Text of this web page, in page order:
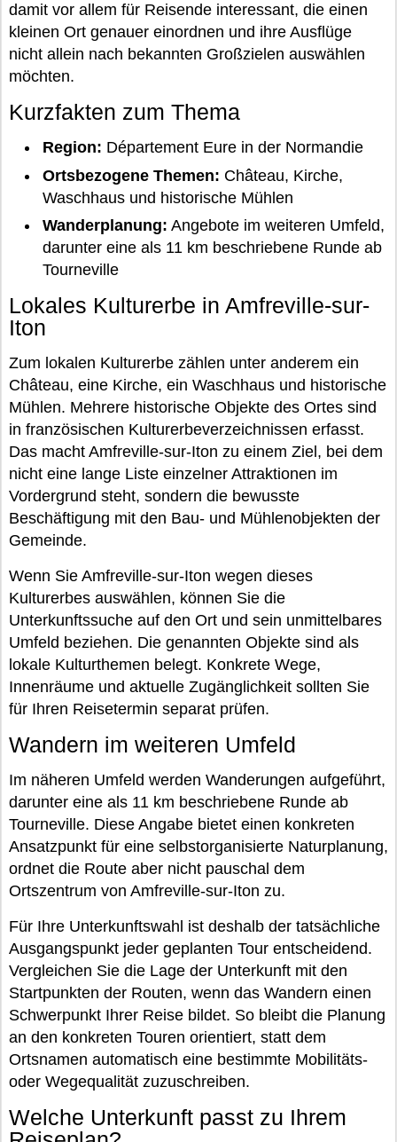
damit vor allem für Reisende interessant, die einen
kleinen Ort genauer einordnen und ihre Ausflüge
nicht allein nach bekannten Großzielen auswählen
möchten.
Kurzfakten zum Thema
Region: Département Eure in der Normandie
Ortsbezogene Themen: Château, Kirche,
Waschhaus und historische Mühlen
Wanderplanung: Angebote im weiteren Umfeld,
darunter eine als 11 km beschriebene Runde ab
Tourneville
Lokales Kulturerbe in Amfreville-sur-
Iton
Zum lokalen Kulturerbe zählen unter anderem ein
Château, eine Kirche, ein Waschhaus und historische
Mühlen. Mehrere historische Objekte des Ortes sind
in französischen Kulturerbeverzeichnissen erfasst.
Das macht Amfreville-sur-Iton zu einem Ziel, bei dem
nicht eine lange Liste einzelner Attraktionen im
Vordergrund steht, sondern die bewusste
Beschäftigung mit den Bau- und Mühlenobjekten der
Gemeinde.
Wenn Sie Amfreville-sur-Iton wegen dieses
Kulturerbes auswählen, können Sie die
Unterkunftssuche auf den Ort und sein unmittelbares
Umfeld beziehen. Die genannten Objekte sind als
lokale Kulturthemen belegt. Konkrete Wege,
Innenräume und aktuelle Zugänglichkeit sollten Sie
für Ihren Reisetermin separat prüfen.
Wandern im weiteren Umfeld
Im näheren Umfeld werden Wanderungen aufgeführt,
darunter eine als 11 km beschriebene Runde ab
Tourneville. Diese Angabe bietet einen konkreten
Ansatzpunkt für eine selbstorganisierte Naturplanung,
ordnet die Route aber nicht pauschal dem
Ortszentrum von Amfreville-sur-Iton zu.
Für Ihre Unterkunftswahl ist deshalb der tatsächliche
Ausgangspunkt jeder geplanten Tour entscheidend.
Vergleichen Sie die Lage der Unterkunft mit den
Startpunkten der Routen, wenn das Wandern einen
Schwerpunkt Ihrer Reise bildet. So bleibt die Planung
an den konkreten Touren orientiert, statt dem
Ortsnamen automatisch eine bestimmte Mobilitäts-
oder Wegequalität zuzuschreiben.
Welche Unterkunft passt zu Ihrem